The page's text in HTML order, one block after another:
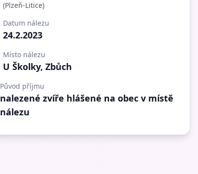
(Plzeň-Litice)
Datum nálezu
24.2.2023
Místo nálezu
U Školky, Zbůch
Původ příjmu
nalezené zvíře hlášené na obec v místě
nálezu